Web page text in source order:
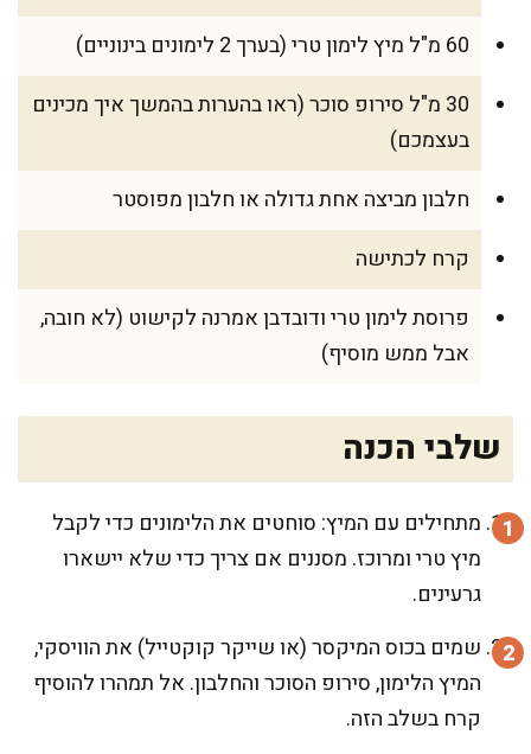
60 מ"ל מיץ לימון טרי (בערך 2 לימונים בינוניים)
30 מ"ל סירופ סוכר (ראו בהערות בהמשך איך מכינים
בעצמכם)
חלבון מביצה אחת גדולה או חלבון מפוסטר
קרח לכתישה
פרוסת לימון טרי ודובדבן אמרנה לקישוט (לא חובה,
אבל ממש מוסיף)
שלבי הכנה
מתחילים עם המיץ: סוחטים את הלימונים כדי לקבל
מיץ טרי ומרוכז. מסננים אם צריך כדי שלא יישארו
גרעינים.
שמים בכוס המיקסר (או שייקר קוקטייל) את הוויסקי,
המיץ הלימון, סירופ הסוכר והחלבון. אל תמהרו להוסיף
קרח בשלב הזה.